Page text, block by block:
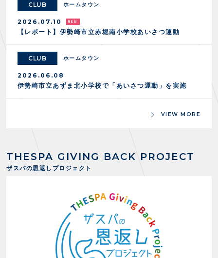
スクール会員規約
施設紹介
店舗エリアガイド
アクセス
お問い合わせ
CLUB ホームタウン
2026.07.10
【レポート】伊勢崎市立赤堀南小学校あいさつ運動
CLUB ホームタウン
2026.06.08
伊勢崎市立あずま北小学校で「あいさつ運動」を実施
VIEW MORE
THESPA GIVING BACK PROJECT
ザスパの恩返しプロジェクト